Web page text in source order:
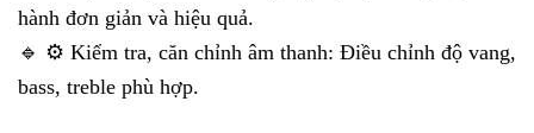
hành đơn giản và hiệu quả.
🔹 ⚙️ Kiểm tra, căn chỉnh âm thanh: Điều chỉnh độ vang,
bass, treble phù hợp.